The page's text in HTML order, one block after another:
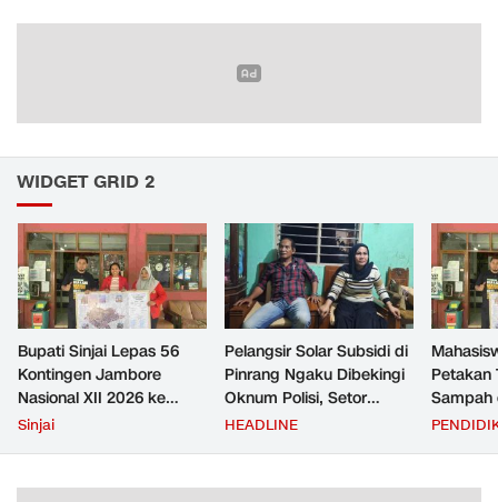
WIDGET GRID 2
Bupati Sinjai Lepas 56
Kontingen Jambore
Nasional XII 2026 ke
Cibubur
Sinjai
Pelangsir Solar Subsidi di
Pinrang Ngaku Dibekingi
Oknum Polisi, Setor
Rp2,5 Juta Per Bulan Lalu
HEADLINE
Petakan
Sampah
untuk